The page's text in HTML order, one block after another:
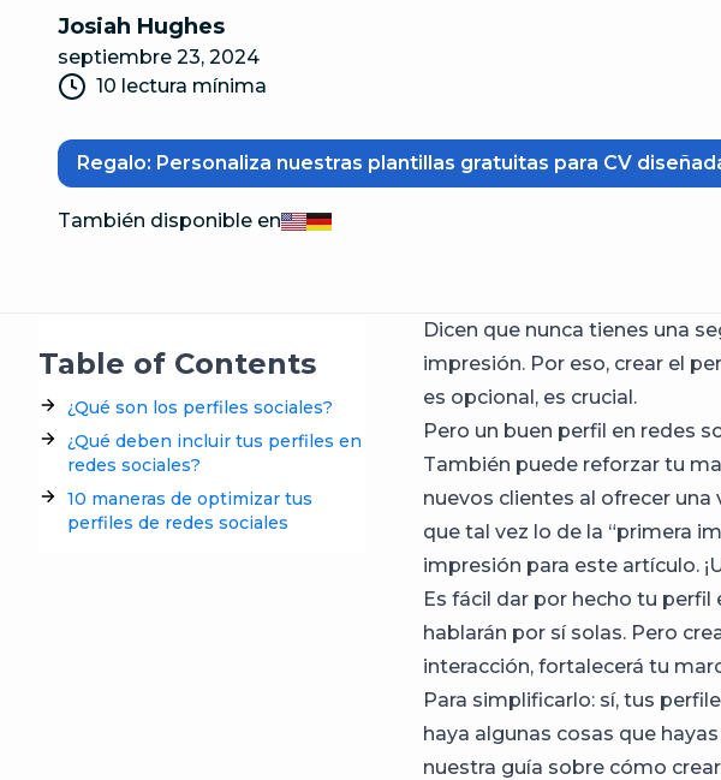
Josiah Hughes
septiembre 23, 2024
10 lectura mínima
Regalo: Personaliza nuestras plantillas gratuitas para CV
También disponible enEnglish
Deutsch
Table of Contents
¿Qué son los perfiles sociales?
¿Qué deben incluir tus perfiles en
redes sociales?
10 maneras de optimizar tus
perfiles de redes sociales
Dicen que nunca tienes una
impresión. Por eso, crear el
es opcional, es crucial.
Pero un buen perfil en redes
También puede reforzar tu
nuevos clientes al ofrecer
que tal vez lo de la “primera
impresión para este artículo.
Es fácil dar por hecho tu
hablarán por sí solas. Pero
interacción, fortalecerá tu
Para simplificarlo: sí, tus
haya algunas cosas que
nuestra guía sobre cómo